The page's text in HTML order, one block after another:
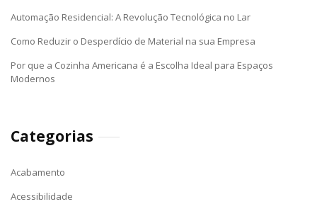
Automação Residencial: A Revolução Tecnológica no Lar
Como Reduzir o Desperdício de Material na sua Empresa
Por que a Cozinha Americana é a Escolha Ideal para Espaços
Modernos
Categorias
Acabamento
Acessibilidade